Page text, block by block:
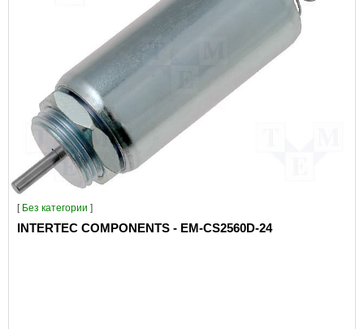
[ Без категории ]
INTERTEC COMPONENTS - EM-CS2560D-24